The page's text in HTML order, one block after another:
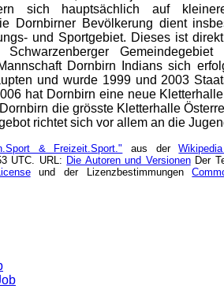
sich hauptsächlich auf
Dornbirner Bevölkerung dient
und Sportgebiet. Dieses ist
Gemeindegebiet
Dornbirn Indians sich
und wurde 1999 und 2003
hat Dornbirn eine neue
die grösste Kletterhalle
richtet sich vor allem an die
& Freizeit.Sport." aus der
UTC. URL: Die Autoren und VersionenDer
und der Lizenzbestimmungen